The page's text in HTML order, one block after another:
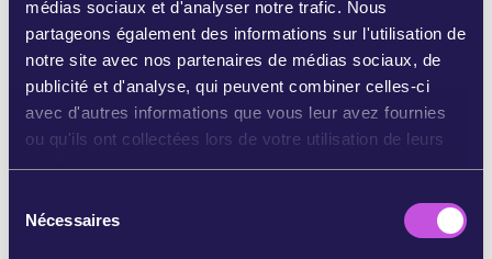
médias sociaux et d'analyser notre trafic. Nous
partageons également des informations sur l'utilisation de
notre site avec nos partenaires de médias sociaux, de
publicité et d'analyse, qui peuvent combiner celles-ci
avec d'autres informations que vous leur avez fournies
ou qu'ils ont collectées lors de votre utilisation de leurs
services.
Nécessaires
étape, mais elle sera cruciale si nous souhaitons
réformer FRONTEX.
Références:
https://www.nytimes.com/2020/11/26/world/europe/
at-fault-european-border-force-complicit-in-illegal-push
backs/